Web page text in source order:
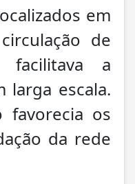
em
de
facilitava a
larga escala.
favorecia os
da rede